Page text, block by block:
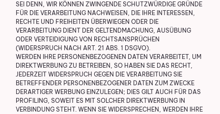
SEI DENN, WIR KÖNNEN ZWINGENDE SCHUTZWÜRDIGE GRÜNDE
FÜR DIE VERARBEITUNG NACHWEISEN, DIE IHRE INTERESSEN,
RECHTE UND FREIHEITEN ÜBERWIEGEN ODER DIE
VERARBEITUNG DIENT DER GELTENDMACHUNG, AUSÜBUNG
ODER VERTEIDIGUNG VON RECHTSANSPRÜCHEN
(WIDERSPRUCH NACH ART. 21 ABS. 1 DSGVO).
WERDEN IHRE PERSONENBEZOGENEN DATEN VERARBEITET, UM
DIREKTWERBUNG ZU BETREIBEN, SO HABEN SIE DAS RECHT,
JEDERZEIT WIDERSPRUCH GEGEN DIE VERARBEITUNG SIE
BETREFFENDER PERSONENBEZOGENER DATEN ZUM ZWECKE
DERARTIGER WERBUNG EINZULEGEN; DIES GILT AUCH FÜR DAS
PROFILING, SOWEIT ES MIT SOLCHER DIREKTWERBUNG IN
VERBINDUNG STEHT. WENN SIE WIDERSPRECHEN, WERDEN IHRE